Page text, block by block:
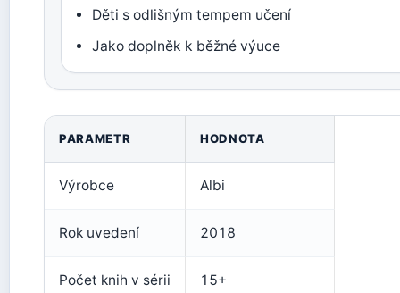
Děti s odlišným tempem učení
Jako doplněk k běžné výuce
Základní údaje o systému Čti s Albíkem
PARAMETR HODNOTA
Výrobce Albi
Rok uvedení 2018
Počet knih v sérii 15+